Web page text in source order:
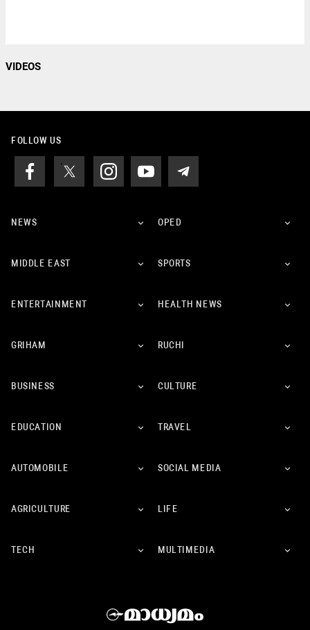
VIDEOS
FOLLOW US
NEWS OPED
MIDDLE EAST SPORTS
ENTERTAINMENT HEALTH NEWS
GRIHAM RUCHI
BUSINESS CULTURE
EDUCATION TRAVEL
AUTOMOBILE SOCIAL MEDIA
AGRICULTURE LIFE
TECH MULTIMEDIA